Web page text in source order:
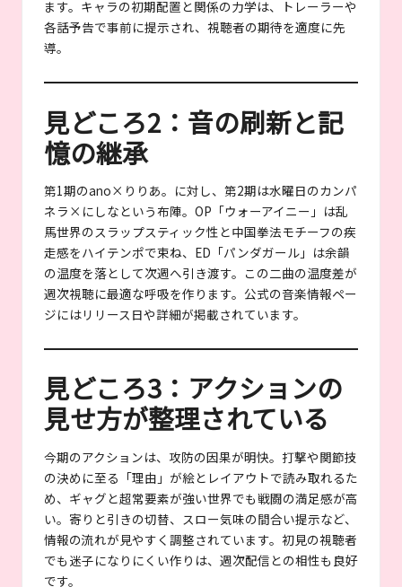
ます。キャラの初期配置と関係の力学は、トレーラーや
各話予告で事前に提示され、視聴者の期待を適度に先
導。
見どころ2：音の刷新と記
憶の継承
第1期のano×りりあ。に対し、第2期は水曜日のカンパ
ネラ×にしなという布陣。OP「ウォーアイニー」は乱
馬世界のスラップスティック性と中国拳法モチーフの疾
走感をハイテンポで束ね、ED「パンダガール」は余韻
の温度を落として次週へ引き渡す。この二曲の温度差が
週次視聴に最適な呼吸を作ります。公式の音楽情報ペー
ジにはリリース日や詳細が掲載されています。
見どころ3：アクションの
見せ方が整理されている
今期のアクションは、攻防の因果が明快。打撃や関節技
の決めに至る「理由」が絵とレイアウトで読み取れるた
め、ギャグと超常要素が強い世界でも戦闘の満足感が高
い。寄りと引きの切替、スロー気味の間合い提示など、
情報の流れが見やすく調整されています。初見の視聴者
でも迷子になりにくい作りは、週次配信との相性も良好
です。